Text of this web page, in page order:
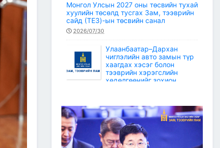
Монгол Улсын 2027 оны төсвийн тухай
хуулийн төсөлд тусгах Зам, тээврийн
сайд (ТЕЗ)-ын төсвийн санал
2026/07/30
Улаанбаатар–Дархан
чиглэлийн авто замын түр
хаагдах хэсэг болон
тээврийн хэрэгслийн
хөдөлгөөнийг зохион
Зам, тээврийн салбарын статистикийн
мэдээ /2026 оны 6 дугаар сар/
2026/07/20